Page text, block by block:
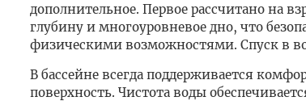
дополнительное. Первое рассчитано на
глубину и многоуровневое дно, что
физическими возможностями. Спуск в
В бассейне всегда поддерживается
поверхность. Чистота воды